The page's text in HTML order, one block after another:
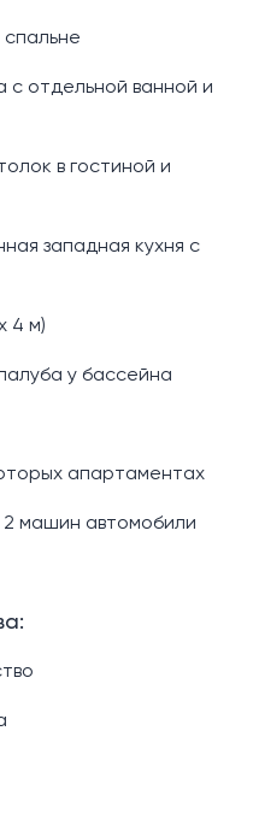
спальне
с отдельной ванной и
в гостиной и
западная кухня с
4 м)
у бассейна
апартаментах
2 машин автомобили